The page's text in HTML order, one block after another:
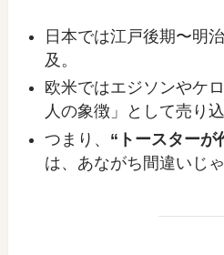
日本では江戸後期〜明
及。
欧米ではエジソンやケ
人の象徴」として売り込
つまり、 “トースターが
は、あながち間違いじゃ